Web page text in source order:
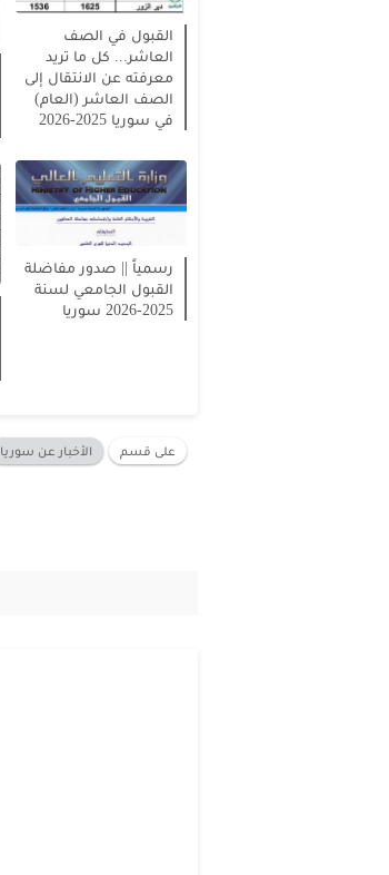
القبول في الصف
العاشر... كل ما تريد
معرفته عن الانتقال إلى
الصف العاشر (العام)
في سوريا 2025-2026
رسمياً || صدور مفاضلة
القبول الجامعي لسنة
2025-2026 سوريا
على قسم الأخبار عن سوريا